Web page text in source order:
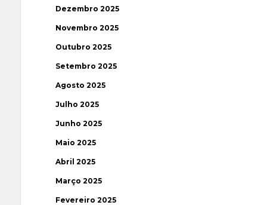
Dezembro 2025
Novembro 2025
Outubro 2025
Setembro 2025
Agosto 2025
Julho 2025
Junho 2025
Maio 2025
Abril 2025
Março 2025
Fevereiro 2025